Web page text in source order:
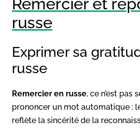
russe
Exprimer sa
russe
Remercier en russe, ce n’est pas
prononcer un mot automatique :
reflète la sincérité de la